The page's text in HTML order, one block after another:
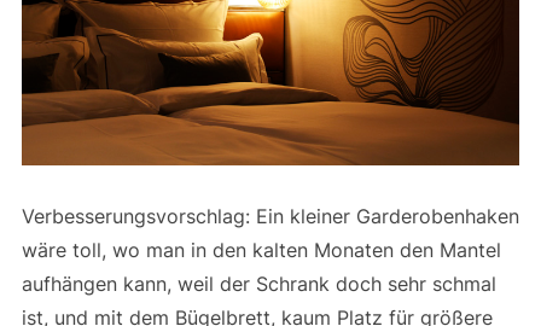
Verbesserungsvorschlag: Ein kleiner Garderobenhaken
wäre toll, wo man in den kalten Monaten den Mantel
aufhängen kann, weil der Schrank doch sehr schmal
ist, und mit dem Bügelbrett, kaum Platz für größere